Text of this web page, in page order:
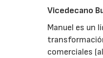
Vicedecano
Manuel es un
comerciales